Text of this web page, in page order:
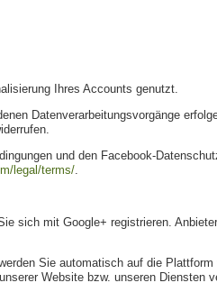
Ihres Accounts genutzt.
Datenverarbeitungsvorgänge
und den Facebook-
legal/terms/.
sich mit Google+ registrieren.
Sie automatisch auf die
Website bzw. unseren Diensten